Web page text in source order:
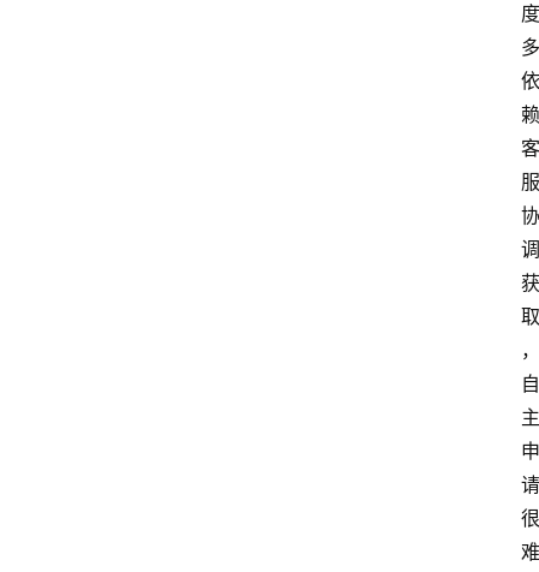
度
多
依
赖
客
服
协
调
获
取
，
自
主
申
请
很
难